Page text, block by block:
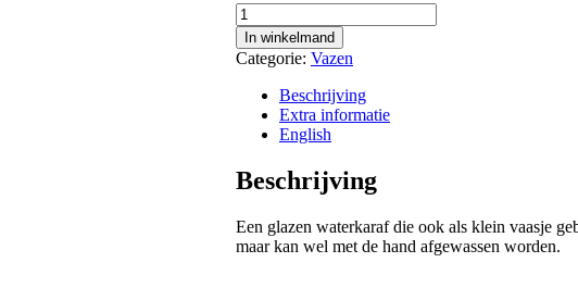
Waterkaraf
klein
aantal
In winkelmand
Categorie: Vazen
Beschrijving
Extra informatie
English
Beschrijving
Een glazen waterkaraf die ook als klein vaasje
maar kan wel met de hand afgewassen worden.